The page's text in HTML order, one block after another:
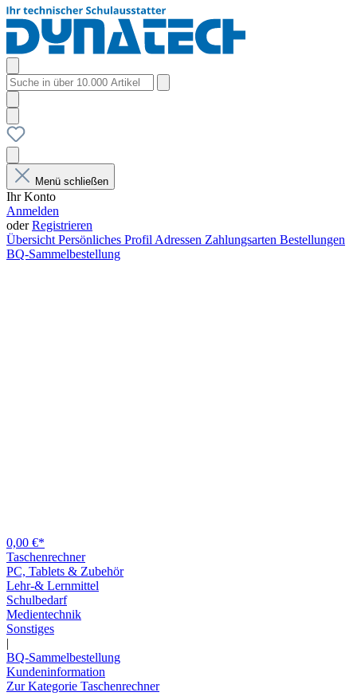
Menü schließen
Ihr Konto
Anmelden
oderRegistrieren
Übersicht Persönliches Profil Adressen Zahlungsarten Bestellungen
BQ-Sammelbestellung
0,00 €*
Taschenrechner
PC, Tablets & Zubehör
Lehr-& Lernmittel
Schulbedarf
Medientechnik
Sonstiges
|
BQ-Sammelbestellung
Kundeninformation
Zur Kategorie Taschenrechner